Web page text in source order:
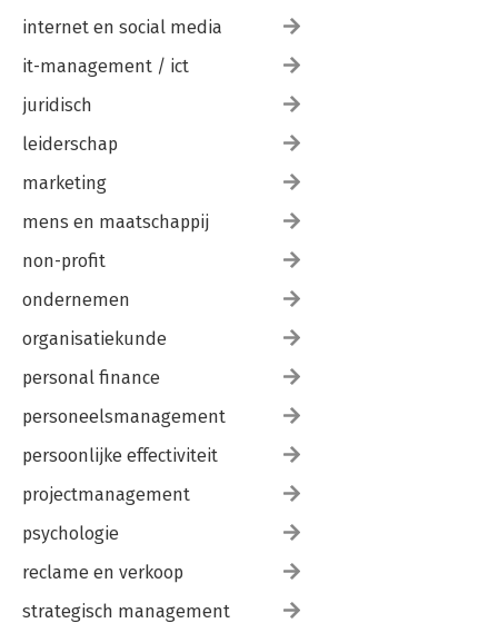
internet en social media
it-management / ict
juridisch
leiderschap
marketing
mens en maatschappij
non-profit
ondernemen
organisatiekunde
personal finance
personeelsmanagement
persoonlijke effectiviteit
projectmanagement
psychologie
reclame en verkoop
strategisch management